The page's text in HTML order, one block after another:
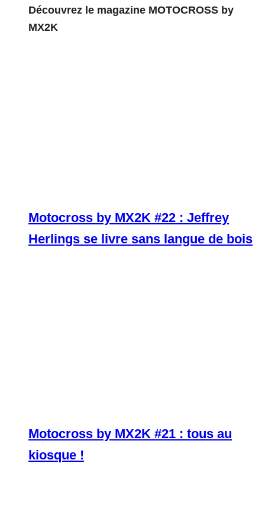
Découvrez le magazine MOTOCROSS by
MX2K
Motocross by MX2K #22 : Jeffrey
Herlings se livre sans langue de bois
Motocross by MX2K #21 : tous au
kiosque !